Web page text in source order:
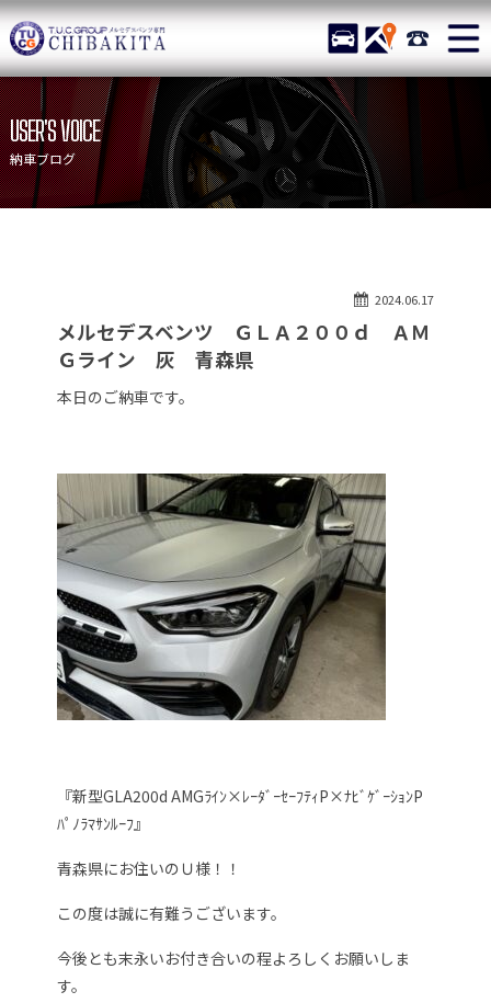
TUCグループ メルセデスベ
STOCK ACCESS 043-
ニュース
在庫リスト
目玉車両一覧
店舗紹介
保証＆サービス
アクセスマップ
自動車保険
TUCとは？
納車blog
USER'S VOICE
納車ブログ
2024.06.17
メルセデスベンツ ＧＬＡ２００ｄ ＡＭ
Ｇライン 灰 青森県
本日のご納車です。
『新型GLA200d AMGﾗｲﾝ×ﾚｰﾀﾞｰｾｰﾌﾃｨP×ﾅﾋﾞｹﾞｰｼｮﾝP
ﾊﾟﾉﾗﾏｻﾝﾙｰﾌ』
青森県にお住いのＵ様！！
この度は誠に有難うございます。
今後とも末永いお付き合いの程よろしくお願いしま
す。